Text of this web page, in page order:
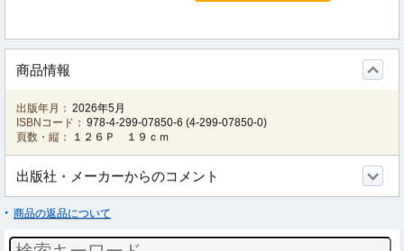
商品情報
出版年月： 2026年5月
ISBNコード： 978-4-299-07850-6 (4-299-07850-0)
頁数・縦：
１２６Ｐ １９ｃｍ
出版社・メーカーからのコメント
商品の返品について